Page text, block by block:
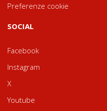
Preferenze cookie
SOCIAL
Facebook
Instagram
X
Youtube